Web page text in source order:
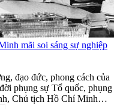
mãi soi sáng sự nghiệp
đạo đức, phong cách của
phụng sự Tổ quốc, phụng
Chủ tịch Hồ Chí Minh